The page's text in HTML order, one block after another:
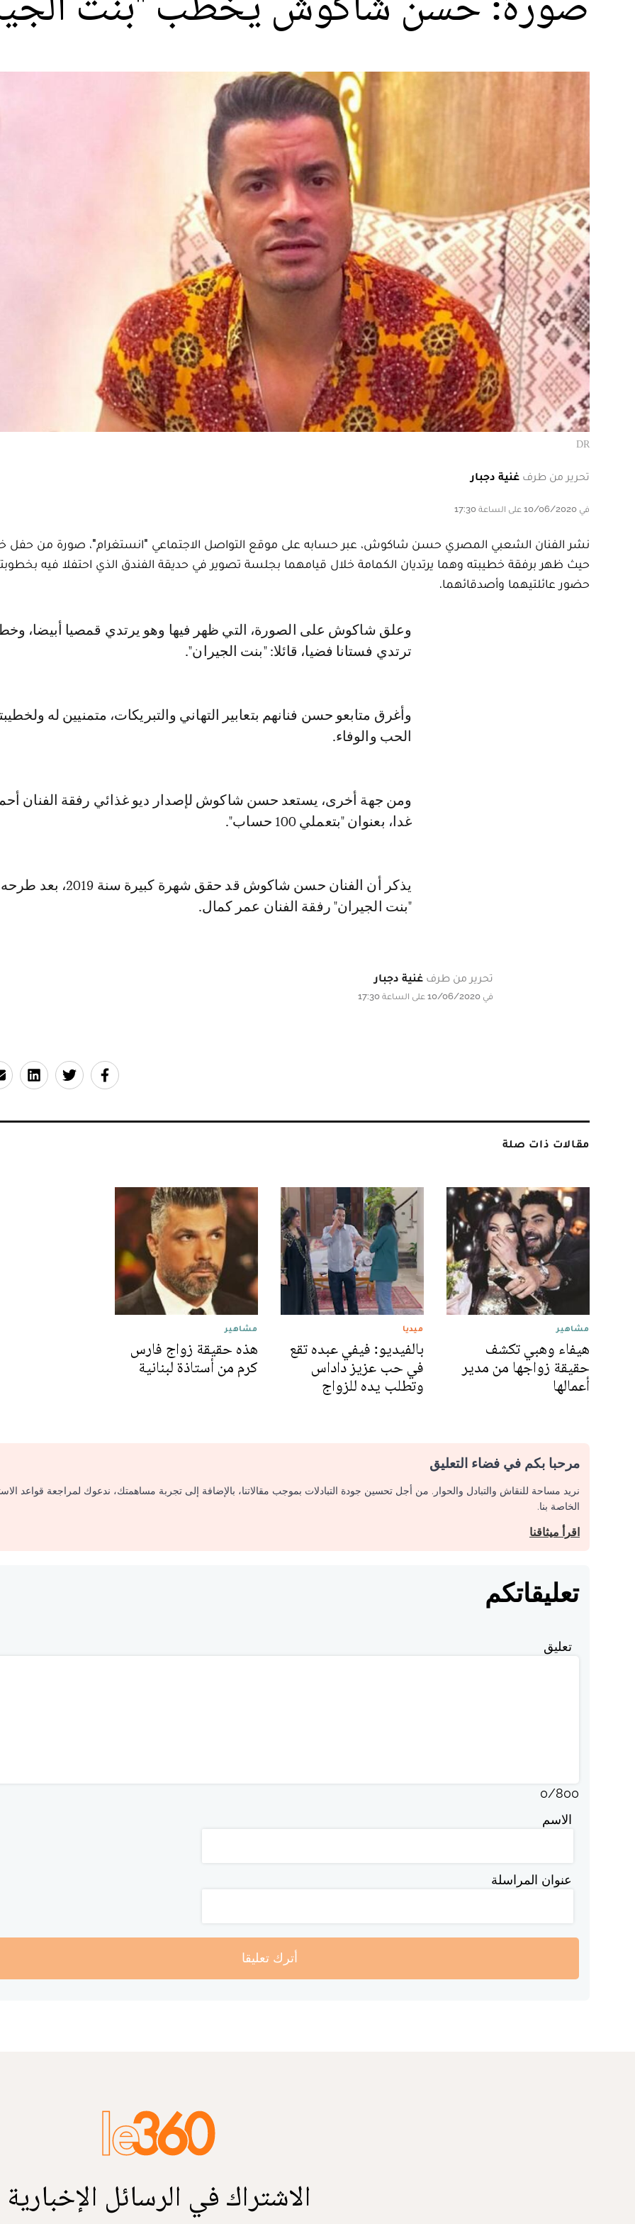
DR
تحرير من طرف غنية دجبار
في 10/06/2020 على الساعة 17:30
نشر الفنان الشعبي المصري حسن شاكوش، عبر حسابه على موقع التواصل الاجتماعي "انستغرام"، صورة من حفل
حيث ظهر برفقة خطيبته وهما يرتديان الكمامة خلال قيامهما بجلسة تصوير في حديقة الفندق الذي احتفلا فيه
حضور عائلتيهما وأصدقائهما.
وعلق شاكوش على الصورة، التي ظهر فيها وهو يرتدي قمصيا أبيضا، وخطيبته
ترتدي فستانا فضيا، قائلا: "بنت الجيران".
وأغرق متابعو حسن فنانهم بتعابير التهاني والتبريكات، متمنيين له
الحب والوفاء.
ومن جهة أخرى، يستعد حسن شاكوش لإصدار ديو غذائي رفقة الفنان
غدا، بعنوان "بتعملي 100 حساب".
يذكر أن الفنان حسن شاكوش قد حقق شهرة كبيرة
"بنت الجيران" رفقة الفنان عمر كمال.
تحرير من طرف غنية دجبار
في 10/06/2020 على الساعة 17:30
مقالات ذات صلة
مشاهير
هيفاء وهبي تكشف
حقيقة زواجها من مدير
أعمالها
ميديا
بالفيديو: فيفي عبده تقع
في حب عزيز داداس
وتطلب يده للزواج
مشاهير
هذه حقيقة زواج فارس
كرم من أستاذة لبنانية
مرحبا بكم في فضاء التعليق
نريد مساحة للنقاش والتبادل والحوار. من أجل تحسين جودة التبادلات بموجب مقالاتنا، بالإضافة إلى تجربة مساهمتك، ندعوك لمراجعة قواعد
الخاصة بنا.
اقرأ ميثاقنا
تعليقاتكم
تعليق
0/800
الاسم
عنوان المراسلة
أترك تعليقا
الاشتراك في الرسائل الإخبارية